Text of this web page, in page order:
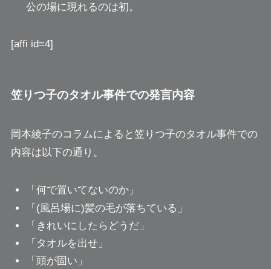
公の場に現れるのは初。
[affi id=4]
笠りつ子のタオル事件での発言内容
岡本綾子のコラムによると笠りつ子のタオル事件での
内容は以下の通り。
「何で置いてないのか」
「(風呂場に)髪の毛が落ちている」
「きれいにしたらどうだ」
「タオルを出せ」
「頭が固い」